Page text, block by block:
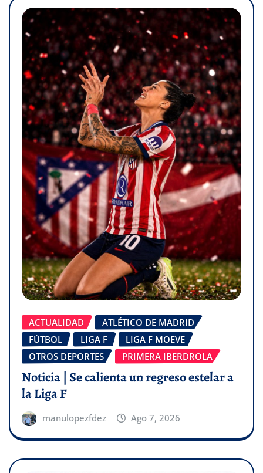
ACTUALIDAD
ATLÉTICO DE MADRID
FÚTBOL
LIGA F
LIGA F MOEVE
OTROS DEPORTES
PRIMERA IBERDROLA
Noticia | Se calienta un regreso estelar a
la Liga F
manulopezfdez Ago 7, 2026